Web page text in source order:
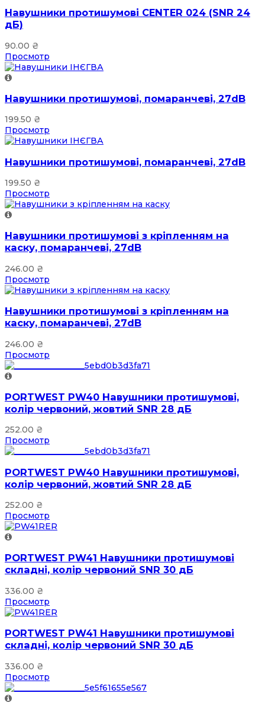
Навушники протишумові CENTER 024 (SNR 24
дБ)
90.00 ₴
Просмотр
Навушники протишумові, помаранчеві, 27dB
199.50 ₴
Просмотр
Навушники протишумові, помаранчеві, 27dB
199.50 ₴
Просмотр
Навушники протишумові з кріпленням на
каску, помаранчеві, 27dB
246.00 ₴
Просмотр
Навушники протишумові з кріпленням на
каску, помаранчеві, 27dB
246.00 ₴
Просмотр
PORTWEST PW40 Навушники протишумові,
колір червоний, жовтий SNR 28 дБ
252.00 ₴
Просмотр
PORTWEST PW40 Навушники протишумові,
колір червоний, жовтий SNR 28 дБ
252.00 ₴
Просмотр
PORTWEST PW41 Навушники протишумові
складні, колір червоний SNR 30 дБ
336.00 ₴
Просмотр
PORTWEST PW41 Навушники протишумові
складні, колір червоний SNR 30 дБ
336.00 ₴
Просмотр